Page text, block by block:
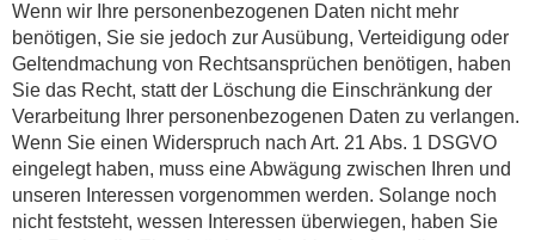
Wenn wir Ihre personenbezogenen Daten nicht mehr
benötigen, Sie sie jedoch zur Ausübung, Verteidigung oder
Geltendmachung von Rechtsansprüchen benötigen, haben
Sie das Recht, statt der Löschung die Einschränkung der
Verarbeitung Ihrer personenbezogenen Daten zu verlangen.
Wenn Sie einen Widerspruch nach Art. 21 Abs. 1 DSGVO
eingelegt haben, muss eine Abwägung zwischen Ihren und
unseren Interessen vorgenommen werden. Solange noch
nicht feststeht, wessen Interessen überwiegen, haben Sie